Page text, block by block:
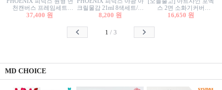
천캔버스 프레임세트
40cm/원형캔버스/플로팅
37,400 원
크릴물감 21ml 8색세트/야
광물감
8,200 원
스 2면 소화기커버
1470/1471/소화기커버/소
함/소화기거치대/소화기
16,650 원
1 / 3
MD CHOICE